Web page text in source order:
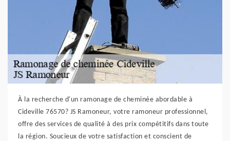
À la recherche d'un ramonage de cheminée abordable à
Cideville 76570? JS Ramoneur, votre ramoneur professionnel,
offre des services de qualité à des prix compétitifs dans toute
la région. Soucieux de votre satisfaction et conscient de